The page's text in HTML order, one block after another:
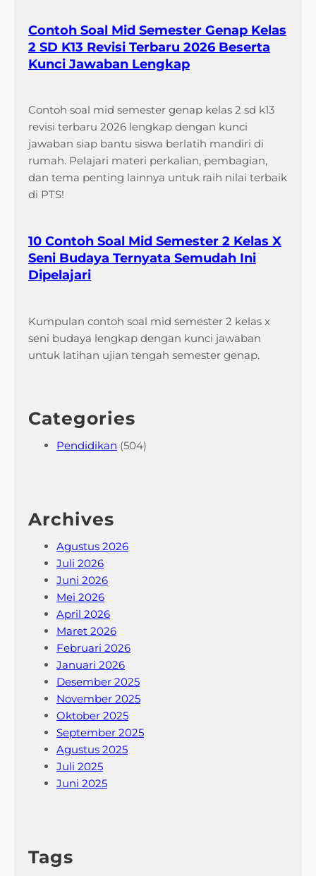
Contoh Soal Mid Semester Genap Kelas
2 SD K13 Revisi Terbaru 2026 Beserta
Kunci Jawaban Lengkap
Contoh soal mid semester genap kelas 2 sd k13
revisi terbaru 2026 lengkap dengan kunci
jawaban siap bantu siswa berlatih mandiri di
rumah. Pelajari materi perkalian, pembagian,
dan tema penting lainnya untuk raih nilai terbaik
di PTS!
10 Contoh Soal Mid Semester 2 Kelas X
Seni Budaya Ternyata Semudah Ini
Dipelajari
Kumpulan contoh soal mid semester 2 kelas x
seni budaya lengkap dengan kunci jawaban
untuk latihan ujian tengah semester genap.
Categories
Pendidikan (504)
Archives
Agustus 2026
Juli 2026
Juni 2026
Mei 2026
April 2026
Maret 2026
Februari 2026
Januari 2026
Desember 2025
November 2025
Oktober 2025
September 2025
Agustus 2025
Juli 2025
Juni 2025
Tags